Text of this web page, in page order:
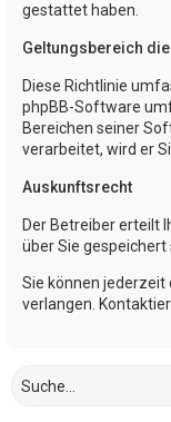
gestattet haben.
Geltungsbereich
Diese Richtlinie
phpBB-Software
Bereichen seiner
verarbeitet, wird er
Auskunftsrecht
Der Betreiber erteilt
über Sie gespeichert
Sie können jederzeit
verlangen.